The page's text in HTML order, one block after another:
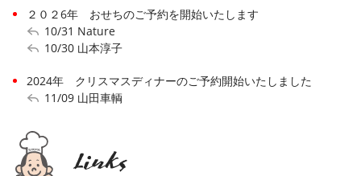
２０２6年 おせちのご予約を開始いたします
10/31 Nature
10/30 山本淳子
2024年 クリスマスディナーのご予約開始いたしました
11/09 山田車輌